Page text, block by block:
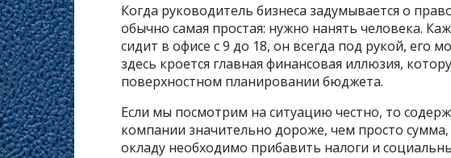
Когда руководитель бизнеса задумывается о
обычно самая простая: нужно нанять человека.
сидит в офисе с 9 до 18, он всегда под рукой, его
здесь кроется главная финансовая иллюзия,
поверхностном планировании бюджета.
Если мы посмотрим на ситуацию честно, то
компании значительно дороже, чем просто
окладу необходимо прибавить налоги и